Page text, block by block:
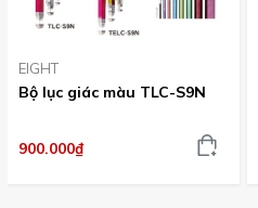
EIGHT
Bộ lục giác màu TLC-S9N
900.000₫